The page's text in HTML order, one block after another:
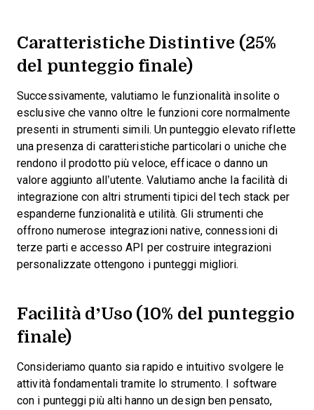
Caratteristiche Distintive (25%
del punteggio finale)
Successivamente, valutiamo le funzionalità insolite o
esclusive che vanno oltre le funzioni core normalmente
presenti in strumenti simili. Un punteggio elevato riflette
una presenza di caratteristiche particolari o uniche che
rendono il prodotto più veloce, efficace o danno un
valore aggiunto all’utente. Valutiamo anche la facilità di
integrazione con altri strumenti tipici del tech stack per
espanderne funzionalità e utilità. Gli strumenti che
offrono numerose integrazioni native, connessioni di
terze parti e accesso API per costruire integrazioni
personalizzate ottengono i punteggi migliori.
Facilità d’Uso (10% del punteggio
finale)
Consideriamo quanto sia rapido e intuitivo svolgere le
attività fondamentali tramite lo strumento. I software
con i punteggi più alti hanno un design ben pensato,